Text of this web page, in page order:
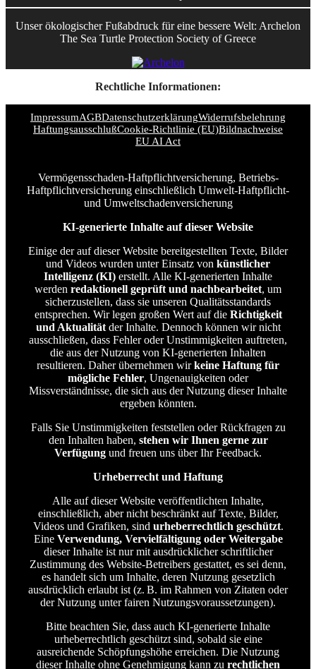
Unser ökologischer Fußabdruck für eine bessere Welt: Archelon
The Sea Turtle Protection Society of Greece
Rechtliche Informationen:
ImpressumAGBDatenschutzerklärungWiderrufsbelehrung
HaftungsausschlußCookie-Richtlinie (EU)Bildnachweise
EU AI Act
Vermögensschaden-Haftpflichtversicherung, Betriebs-
Haftpflichtversicherung einschließlich Umwelt-Haftpflicht-
und Umweltschadenversicherung
KI-generierte Inhalte auf dieser Website
Einige der auf dieser Website bereitgestellten Texte, Bilder
und Videos wurden unter Einsatz von künstlicher
Intelligenz (KI) erstellt. Alle KI-generierten Inhalte
werden redaktionell geprüft und nachbearbeitet, um
sicherzustellen, dass sie unseren Qualitätsstandards
entsprechen. Wir legen großen Wert auf die Richtigkeit
und Aktualitätder Inhalte. Dennoch können wir nicht
ausschließen, dass Fehler oder Unstimmigkeiten auftreten,
die aus der Nutzung von KI-generierten Inhalten
resultieren. Daher übernehmen wirkeine Haftung für
mögliche Fehler, Ungenauigkeiten oder
Missverständnisse, die sich aus der Nutzung dieser Inhalte
ergeben könnten.
Falls Sie Unstimmigkeiten feststellen oder Rückfragen zu
den Inhalten haben, stehen wir Ihnen gerne zur
Verfügung und freuen uns über Ihr Feedback.
Urheberrecht und Haftung
Alle auf dieser Website veröffentlichten Inhalte,
einschließlich, aber nicht beschränkt auf Texte, Bilder,
Videos und Grafiken, sind urheberrechtlich geschützt.
Eine Verwendung, Vervielfältigung oder Weitergabe
dieser Inhalte ist nur mit ausdrücklicher schriftlicher
Zustimmung des Website-Betreibers gestattet, es sei denn,
es handelt sich um Inhalte, deren Nutzung gesetzlich
ausdrücklich erlaubt ist (z. B. im Rahmen von Zitaten oder
der Nutzung unter fairen Nutzungsvoraussetzungen).
Bitte beachten Sie, dass auch KI-generierte Inhalte
urheberrechtlich geschützt sind, sobald sie eine
ausreichende Schöpfungshöhe erreichen. Die Nutzung
dieser Inhalte ohne Genehmigung kann zu rechtlichen